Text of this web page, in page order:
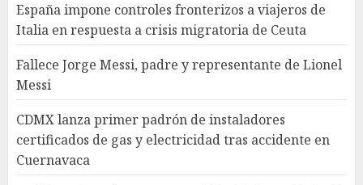
España impone controles fronterizos a viajeros de
Italia en respuesta a crisis migratoria de Ceuta
Fallece Jorge Messi, padre y representante de Lionel
Messi
CDMX lanza primer padrón de instaladores
certificados de gas y electricidad tras accidente en
Cuernavaca
4
accidente en Cuernavaca
AGOSTO 8, 2026
5
Canadá y clasifica a la final del
Premundial Concacaf
AGOSTO 8, 2026